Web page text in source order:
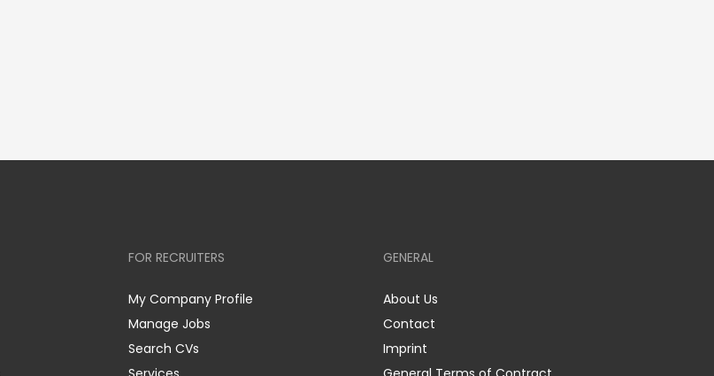
FOR RECRUITERS
My Company Profile
Manage Jobs
Search CVs
GENERAL
About Us
Contact
Imprint